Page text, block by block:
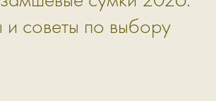
и советы по выбору